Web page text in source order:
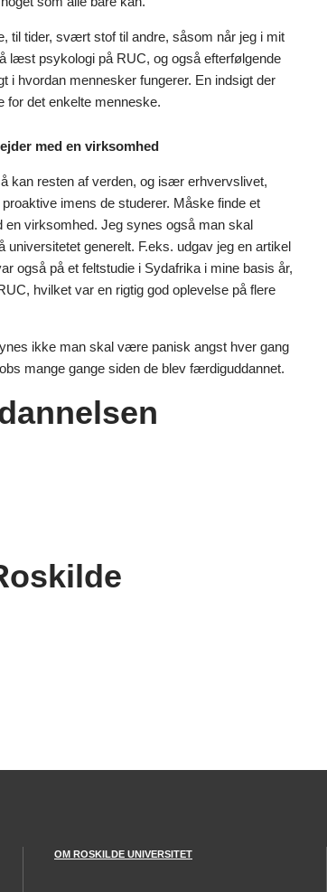
til tider, svært stof til andre, såsom når jeg i mit
læst psykologi på RUC, og også efterfølgende
i hvordan mennesker fungerer. En indsigt der
for det enkelte menneske.
med en virksomhed
kan resten af verden, og især erhvervslivet,
imens de studerer. Måske finde et
en virksomhed. Jeg synes også man skal
generelt. F.eks. udgav jeg en artikel
også på et feltstudie i Sydafrika i mine basis år,
hvilket var en rigtig god oplevelse på flere
ikke man skal være panisk angst hver gang
mange gange siden de blev færdiguddannet.
OM ROSKILDE UNIVERSITET